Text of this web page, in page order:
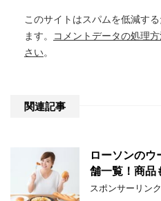
このサイトはスパムを低減す
ます。
コメントデータの処理
さい。
関連記事
ローソンのウ
舗一覧！商品
スポンサーリンク